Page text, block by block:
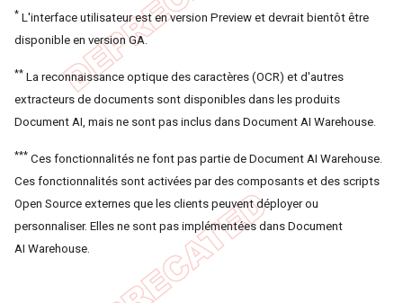
* L'interface utilisateur est en version Preview et devrait bientôt être
disponible en version GA.
** La reconnaissance optique des caractères (OCR) et d'autres
extracteurs de documents sont disponibles dans les produits
Document AI, mais ne sont pas inclus dans Document AI Warehouse.
*** Ces fonctionnalités ne font pas partie de Document AI Warehouse.
Ces fonctionnalités sont activées par des composants et des scripts
Open Source externes que les clients peuvent déployer ou
personnaliser. Elles ne sont pas implémentées dans Document
AI Warehouse.